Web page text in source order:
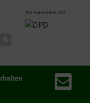
Wir versenden mit